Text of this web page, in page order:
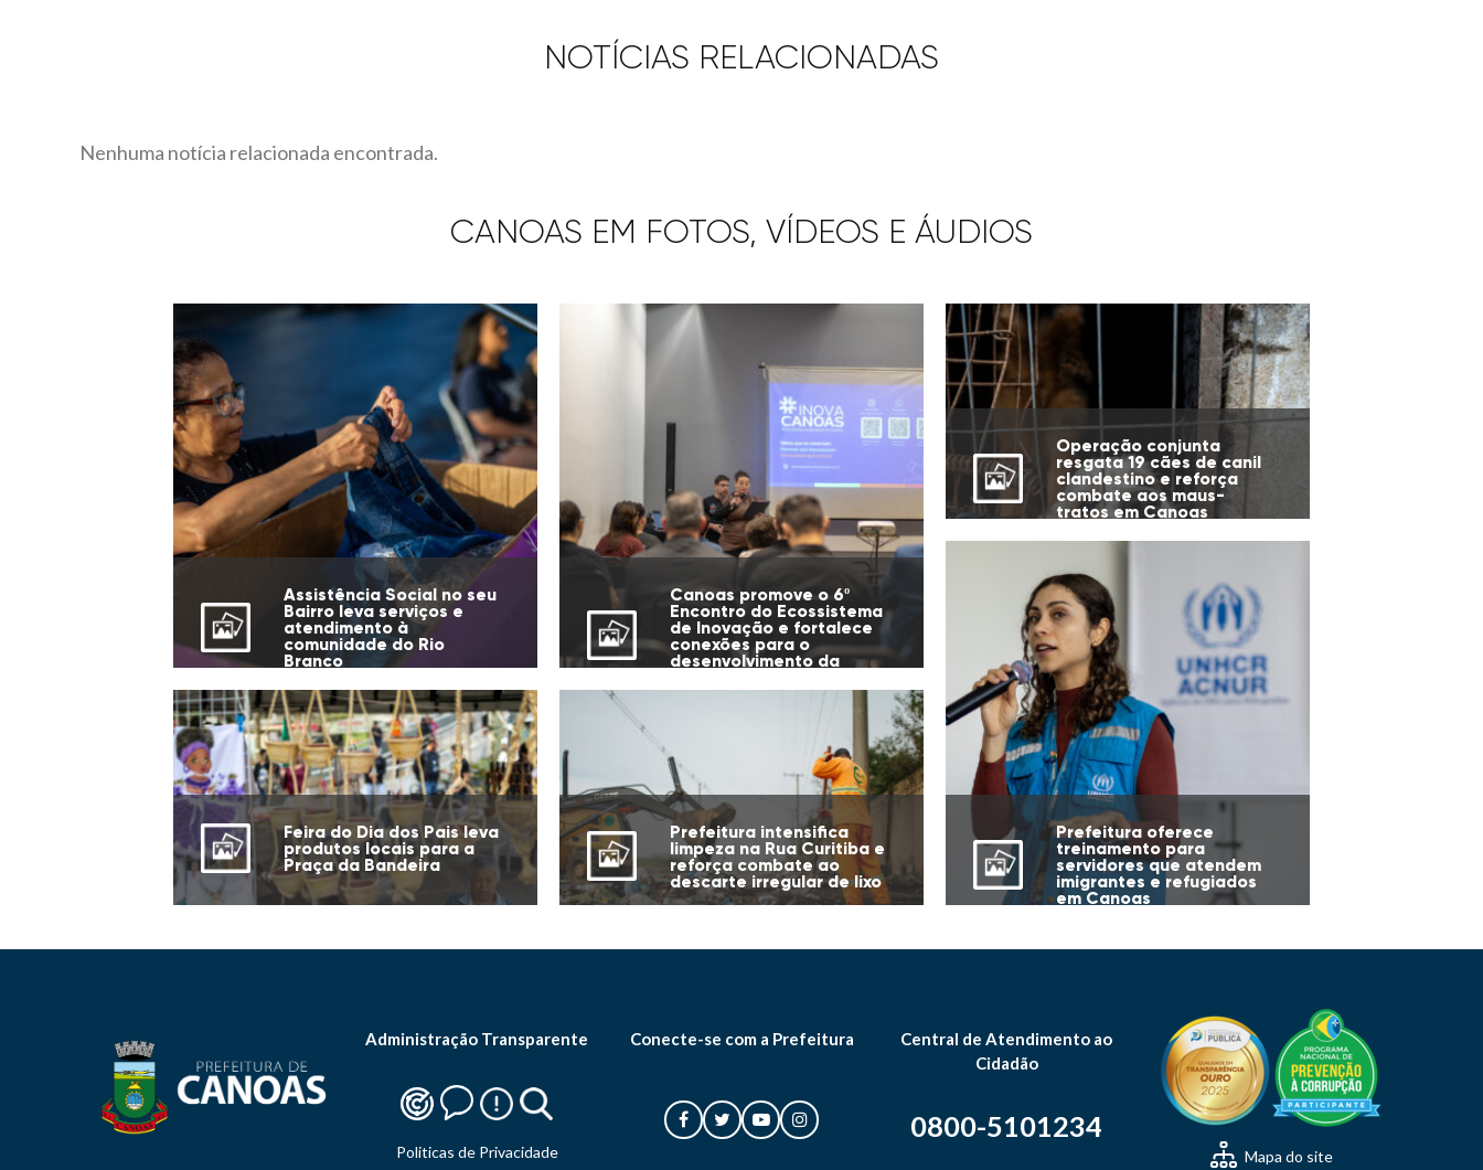
NOTÍCIAS RELACIONADAS
Nenhuma notícia relacionada encontrada.
CANOAS EM FOTOS, VÍDEOS E ÁUDIOS
Assistência Social no seu
Bairro leva serviços e
atendimento à
comunidade do Rio
Branco
Canoas promove o 6º
Encontro do Ecossistema
de Inovação e fortalece
conexões para o
desenvolvimento da
Operação conjunta
resgata 19 cães de canil
clandestino e reforça
combate aos maus-
tratos em Canoas
Feira do Dia dos Pais leva
produtos locais para a
Praça da Bandeira
Prefeitura intensifica
limpeza na Rua Curitiba e
reforça combate ao
descarte irregular de lixo
Prefeitura oferece
treinamento para
servidores que atendem
imigrantes e refugiados
em Canoas
Administração Transparente
Politicas de Privacidade
Conecte-se com a Prefeitura
Central de Atendimento ao
Cidadão
0800-5101234
Mapa do site